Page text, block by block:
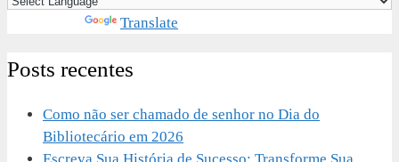
Translate
Posts recentes
Como não ser chamado de senhor no Dia do
Bibliotecário em 2026